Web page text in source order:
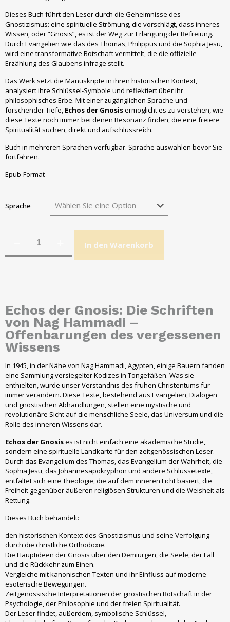
Dieses Buch führt den Leser durch die Geheimnisse des
Gnostizismus: eine spirituelle Strömung, die vorschlägt, dass inneres
Wissen, oder “Gnosis”, es ist der Weg zur Erlangung der Befreiung.
Durch Evangelien wie das des Thomas, Philippus und die Sophia Jesu,
wird eine transformative Botschaft vermittelt, die die offizielle
Erzählung des Glaubens infrage stellt.
Das Werk setzt die Manuskripte in ihren historischen Kontext,
analysiert ihre Schlüssel-Symbole und reflektiert über ihr
philosophisches Erbe. Mit einer zugänglichen Sprache und
forschender Tiefe, Echos der Gnosisermöglicht es zu verstehen, wie
diese Texte noch immer bei denen Resonanz finden, die eine freiere
Spiritualität suchen, direkt und aufschlussreich.
Buch in mehreren Sprachen verfügbar. Sprache auswählen bevor Sie
fortfahren.
Epub-Format
Sprache
In den Warenkorb
Echos der Gnosis: Die Schriften
von Nag Hammadi –
Offenbarungen des vergessenen
Wissens
In 1945, in der Nähe von Nag Hammadi, Ägypten, einige Bauern fanden
eine Sammlung versiegelter Kodizes in Tongefäßen. Was sie
enthielten, würde unser Verständnis des frühen Christentums für
immer verändern. Diese Texte, bestehend aus Evangelien, Dialogen
und gnostischen Abhandlungen, stellen eine mystische und
revolutionäre Sicht auf die menschliche Seele, das Universum und die
Rolle des inneren Wissens dar.
Echos der Gnosises ist nicht einfach eine akademische Studie,
sondern eine spirituelle Landkarte für den zeitgenössischen Leser.
Durch das Evangelium des Thomas, das Evangelium der Wahrheit, die
Sophia Jesu, das Johannesapokryphon und andere Schlüssetexte,
entfaltet sich eine Theologie, die auf dem inneren Licht basiert, die
Freiheit gegenüber äußeren religiösen Strukturen und die Weisheit als
Rettung.
Dieses Buch behandelt:
den historischen Kontext des Gnostizismus und seine Verfolgung
durch die christliche Orthodoxie.
Die Hauptideen der Gnosis über den Demiurgen, die Seele, der Fall
und die Rückkehr zum Einen.
Vergleiche mit kanonischen Texten und ihr Einfluss auf moderne
esoterische Bewegungen.
Zeitgenössische Interpretationen der gnostischen Botschaft in der
Psychologie, der Philosophie und der freien Spiritualität.
Der Leser findet, außerdem, symbolische Schlüssel,